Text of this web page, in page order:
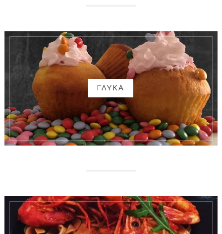
ΓΛΥΚΑ